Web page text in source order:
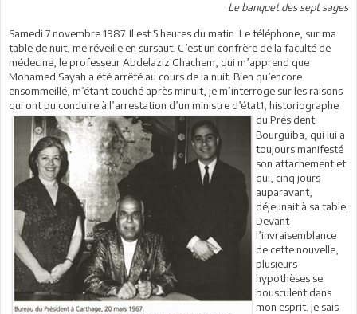
Le banquet des sept sages
Samedi 7 novembre 1987. Il est 5 heures du matin. Le téléphone, sur ma
table de nuit, me réveille en sursaut. C’est un confrère de la faculté de
médecine, le professeur Abdelaziz Ghachem, qui m’apprend que
Mohamed Sayah a été arrêté au cours de la nuit. Bien qu’encore
ensommeillé, m’étant couché après minuit, je m’interroge sur les raisons
qui ont pu conduire à l’arrestation d’un ministre d’état1, historiographe
du Président
Bourguiba, qui lui a
toujours manifesté
son attachement et
qui, cinq jours
auparavant,
déjeunait à sa table.
Devant
l’invraisemblance
de cette nouvelle,
plusieurs
hypothèses se
bousculent dans
mon esprit. Je sais